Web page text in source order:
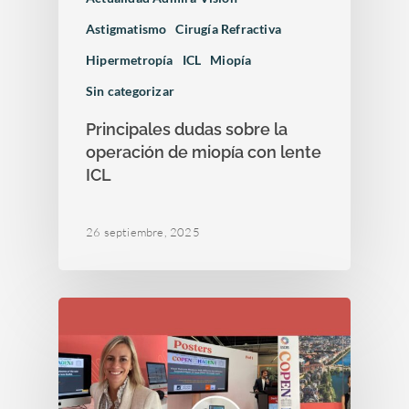
Astigmatismo
Cirugía Refractiva
Hipermetropía
ICL
Miopía
Sin categorizar
Principales dudas sobre la
operación de miopía con lente
ICL
26 septiembre, 2025